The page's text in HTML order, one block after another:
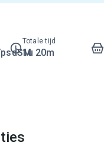
Totale tijd
1u 20m